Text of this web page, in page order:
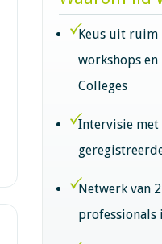
Keus uit ruim
workshops en
Colleges
Intervisie met
Netwerk van
professionals